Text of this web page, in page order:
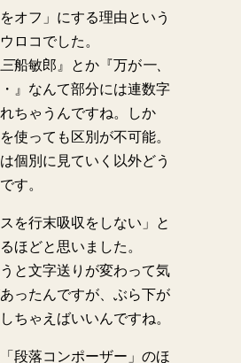
オフ」にする理由という
ロコでした。
船敏郎』とか『万が一、
』なんて部分には連数字
ちゃうんですね。しか
使っても区別が不可能。
個別に見ていく以外どう
す。
を行末吸収をしない」と
ほどと思いました。
と文字送りが変わって気
ったんですが、ぶら下が
ちゃえばいいんですね。
段落コンポーザー」のほ